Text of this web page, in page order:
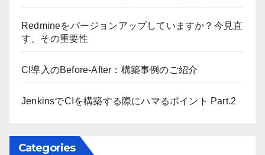
Redmineをバージョンアップしていますか？今見直
す、その重要性
CI導入のBefore-After：構築事例のご紹介
JenkinsでCIを構築する際にハマるポイント Part.2
Categories